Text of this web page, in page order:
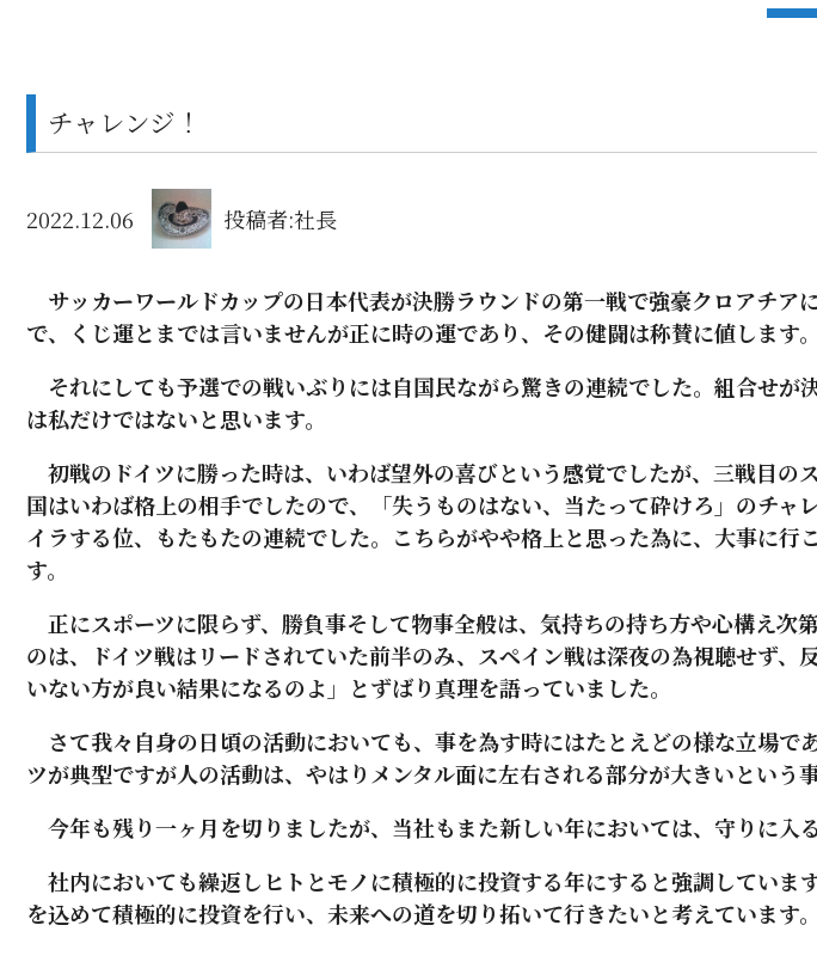
チャレンジ！
2022.12.06 投稿者:社長
サッカーワールドカップの日本代表が決勝ラウンドの第一戦で強豪クロアチ
で、くじ運とまでは言いませんが正に時の運であり、その健闘は称賛に値します。
それにしても予選での戦いぶりには自国民ながら驚きの連続でした。組合せ
は私だけではないと思います。
初戦のドイツに勝った時は、いわば望外の喜びという感覚でしたが、三戦目
国はいわば格上の相手でしたので、「失うものはない、当たって砕けろ」のチ
イラする位、もたもたの連続でした。こちらがやや格上と思った為に、大事に
す。
正にスポーツに限らず、勝負事そして物事全般は、気持ちの持ち方や心構え
のは、ドイツ戦はリードされていた前半のみ、スペイン戦は深夜の為視聴せず
いない方が良い結果になるのよ」とずばり真理を語っていました。
さて我々自身の日頃の活動においても、事を為す時にはたとえどの様な立場
ツが典型ですが人の活動は、やはりメンタル面に左右される部分が大きいという
今年も残り一ヶ月を切りましたが、当社もまた新しい年においては、守りに入
社内においても繰返しヒトとモノに積極的に投資する年にすると強調してい
を込めて積極的に投資を行い、未来への道を切り拓いて行きたいと考えています。